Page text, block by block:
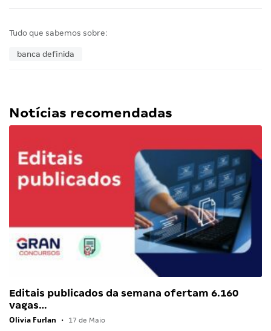
Tudo que sabemos sobre:
banca definida
Notícias recomendadas
Editais publicados da semana ofertam 6.160
vagas…
Olivia Furlan • 17 de Maio